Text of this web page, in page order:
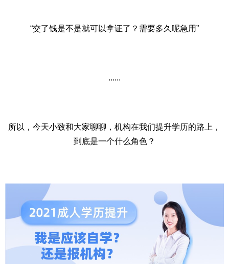
“交了钱是不是就可以拿证了？需要多久呢急用”
......
所以，今天小致和大家聊聊，机构在我们提升学历的路上，
到底是一个什么角色？